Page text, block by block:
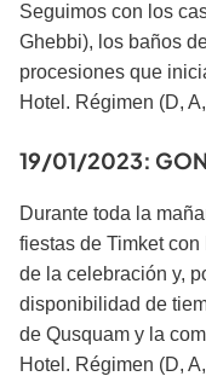
Seguimos con los
Ghebbi), los baños
procesiones que
Hotel. Régimen (D,
19/01/2023:
Durante toda la
fiestas de Timket
de la celebración y,
disponibilidad de
de Qusquam y la
Hotel. Régimen (D,